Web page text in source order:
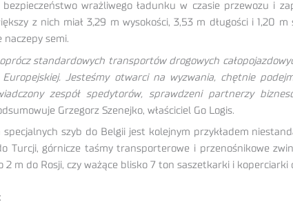
wrażliwego ładunku w czasie przewozu i
z nich miał 3,29 m wysokości, 3,53 m długości i 1,20
naczepy semi.
oprócz standardowych transportów drogowych
Jesteśmy otwarci na wyzwania, chętnie
zespół spedytorów, sprawdzeni partnerzy
Grzegorz Szenejko, właściciel Go Logis.
szyb do Belgii jest kolejnym przykładem
Turcji, górnicze taśmy transporterowe i przenośnikowe
2 m do Rosji, czy ważące blisko 7 ton saszetkarki i koperciarki